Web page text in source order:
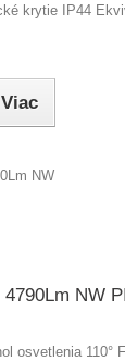
krytie IP44
Viac
NW
osvetlenia 110°